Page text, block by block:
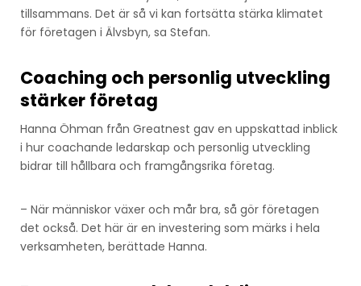
tillsammans. Det är så vi kan fortsätta stärka klimatet
för företagen i Älvsbyn, sa Stefan.
Coaching och personlig utveckling
stärker företag
Hanna Öhman från Greatnest gav en uppskattad inblick
i hur coachande ledarskap och personlig utveckling
bidrar till hållbara och framgångsrika företag.
– När människor växer och mår bra, så gör företagen
det också. Det här är en investering som märks i hela
verksamheten, berättade Hanna.